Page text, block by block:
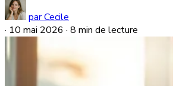
par Cecile
· 10 mai 2026 · 8 min de lecture